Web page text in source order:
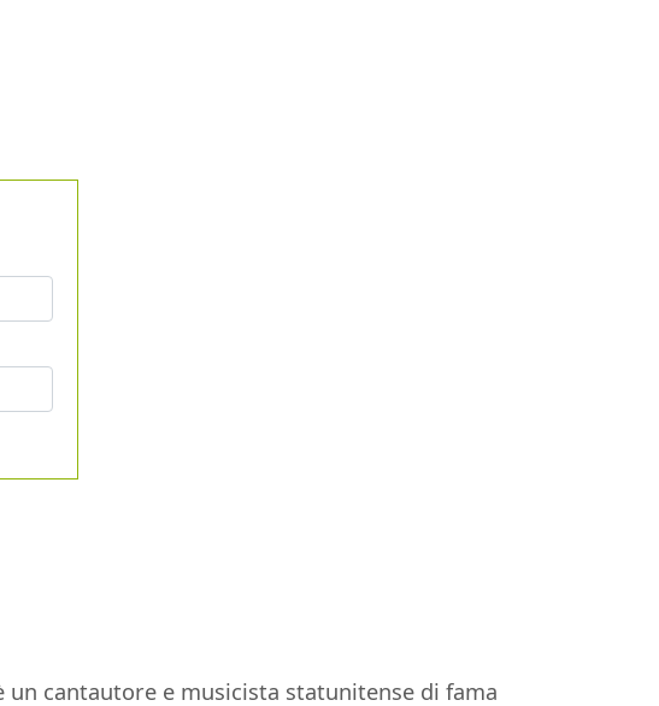
un cantautore e musicista statunitense di fama